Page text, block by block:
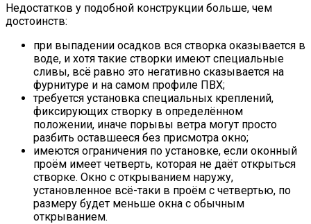
Недостатков у подобной конструкции больше, чем
достоинств:
при выпадении осадков вся створка оказывается в
воде, и хотя такие створки имеют специальные
сливы, всё равно это негативно сказывается на
фурнитуре и на самом профиле ПВХ;
требуется установка специальных креплений,
фиксирующих створку в определённом
положении, иначе порывы ветра могут просто
разбить оставшееся без присмотра окно;
имеются ограничения по установке, если оконный
проём имеет четверть, которая не даёт открыться
створке. Окно с открыванием наружу,
установленное всё-таки в проём с четвертью, по
размеру будет меньше окна с обычным
открыванием.